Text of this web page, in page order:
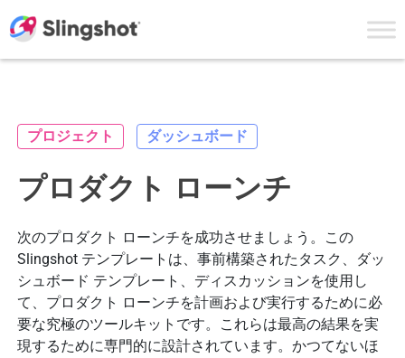
プロジェクト ダッシュボード
プロダクト ローンチ
次のプロダクト ローンチを成功させましょう。この
Slingshot テンプレートは、事前構築されたタスク、ダッ
シュボード テンプレート、ディスカッションを使用し
て、プロダクト ローンチを計画および実行するために必
要な究極のツールキットです。これらは最高の結果を実
現するために専門的に設計されています。かつてないほ